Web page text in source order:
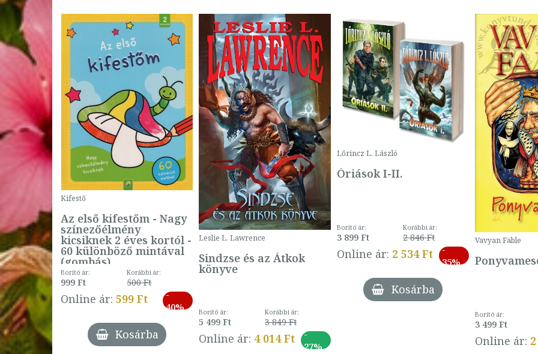
-
ár:
Ft
Ft
-
27%
Kifestő
Az első kifestőm - Nagy
színezőélmény
kicsiknek 2 éves kortól -
60 különböző mintával
(gombás)
Borító ár:
999 Ft
Korábbi ár:
500 Ft
Online ár: 599 Ft
-
40%
Kosárba
Leslie L. Lawrence
Sindzse és az Átkok
könyve
Borító ár:
5 499 Ft
Korábbi ár:
3 849 Ft
Online ár: 4 014 Ft
-
27%
Lőrincz L. László
Óriások I-II.
Borító ár:
3 899 Ft
Korábbi ár:
2 846 Ft
Online ár: 2 534 Ft
-
35%
Kosárba
Vavyan Fable
Borító ár:
3 499 Ft
Online ár: